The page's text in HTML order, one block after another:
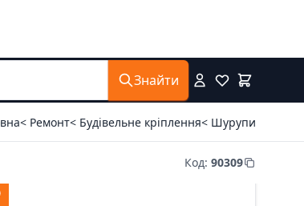
Знайти
< Ремонт< Будівельне кріплення< Шурупи
Код: 90309